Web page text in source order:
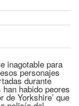
inagotable para
personajes
durante
habido peores
de Yorkshire’ que